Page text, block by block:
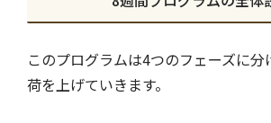
このプログラムは4つのフェーズに分
荷を上げていきます。